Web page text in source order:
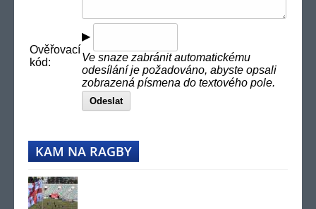
Ověřovací
kód:
▶
Ve snaze zabránit automatickému
odesílání je požadováno, abyste opsali
zobrazená písmena do textového pole.
Odeslat
KAM NA RAGBY